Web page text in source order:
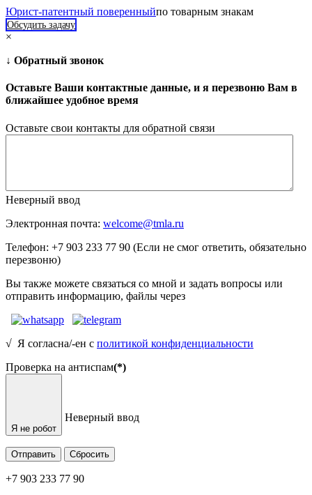
Юрист-патентный поверенныйпо товарным знакам
Обсудить задачу
×
↓ Обратный звонок
Оставьте Ваши контактные данные, и я перезвоню Вам в
ближайшее удобное время
Оставьте свои контакты для обратной связи
Неверный ввод
Электронная почта: welcome@tmla.ru
Телефон: +7 903 233 77 90 (Если не смог ответить, обязательно
перезвоню)
Вы также можете связаться со мной и задать вопросы или
отправить информацию, файлы через
√ Я согласна/-ен с политикой конфиденциальности
Проверка на антиспам(*)
Я не робот
Неверный ввод
Отправить Сбросить
+7 903 233 77 90